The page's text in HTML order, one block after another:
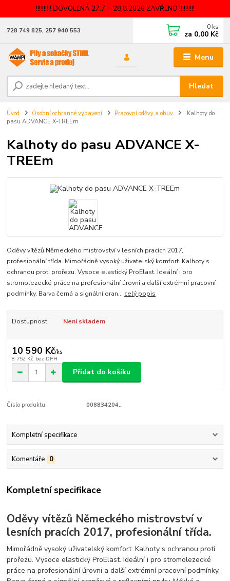
!!!!!!!!!! DOVOLENÁ 27.7. - 28.8.2026 ZAVŘENO !!!!!!!!!!
Menu
Hledat
728 749 825, 257 940 553 0 ks
za 0,00 Kč
Úvod Osobní ochranné vybavení Pracovní oděvy a obuv
Kalhoty do
pasu ADVANCE X-TREEm
Kalhoty do pasu ADVANCE X-
TREEm
Oděvy vítězů Německého mistrovství v lesních pracích 2017,
profesionální třída. Mimořádně vysoký uživatelský komfort. Kalhoty s
ochranou proti prořezu. Vysoce elastický ProElast. Ideální i pro
stromolezecké práce na profesionální úrovni a další extrémní pracovní
podmínky. Barva černá a signální oran... celý popis
Dostupnost Není skladem
10 590 Kč/ks
8 752 Kč bez DPH
Přidat do košíku
Číslo produktu: 008834204..
Kompletní specifikace
Komentáře 0
Kompletní specifikace
Oděvy vítězů Německého mistrovství v
lesních pracích 2017, profesionální třída.
Mimořádně vysoký uživatelský komfort. Kalhoty s ochranou proti
prořezu. Vysoce elastický ProElast. Ideální i pro stromolezecké
práce na profesionální úrovni a další extrémní pracovní podmínky.